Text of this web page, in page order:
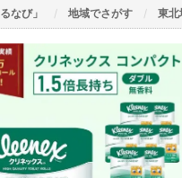
なび」 地域でさがす 東北